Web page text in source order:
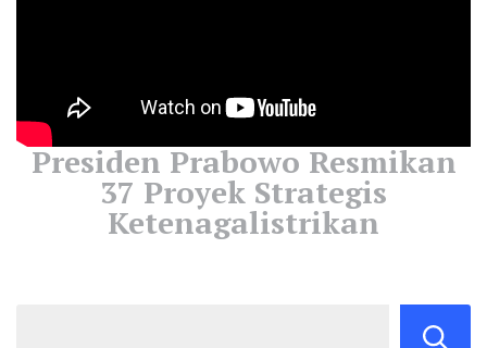
Presiden Prabowo Resmikan
37 Proyek Strategis
Ketenagalistrikan